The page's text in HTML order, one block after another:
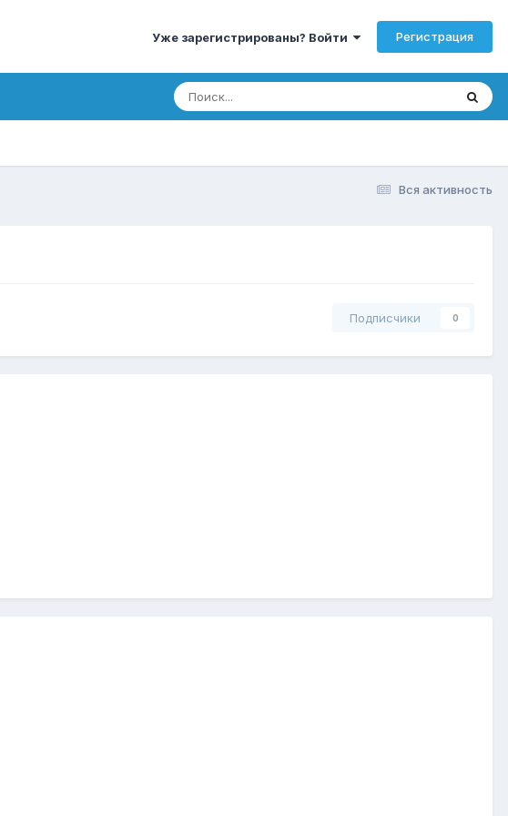
Уже зарегистрированы? Войти Регистрация
Вся активность
Подписчики 0